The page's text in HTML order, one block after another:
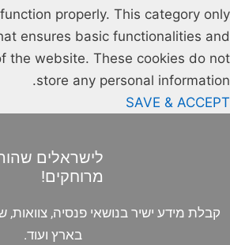
properly. This category only
ensures basic functionalities and
the website. These cookies do not
store any personal information.
SAVE & ACCEPT
לישראלים
מרוחקים!
קבלת מידע ישיר בנושאי פנסיה, צוואות,
בארץ ועוד.